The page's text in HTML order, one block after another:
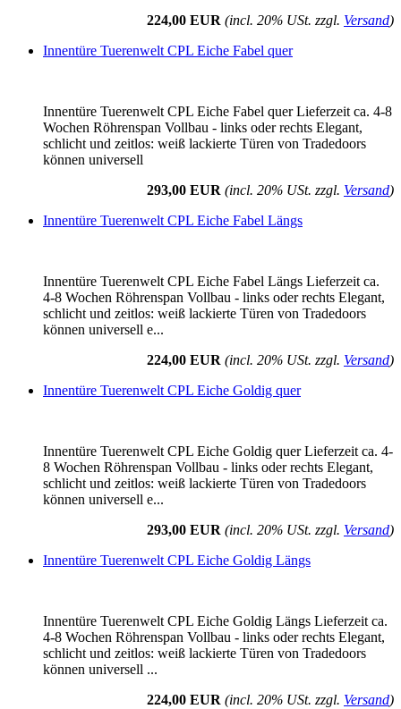
224,00 EUR (incl. 20% USt. zzgl. Versand)
Innentüre Tuerenwelt CPL Eiche Fabel quer
Innentüre Tuerenwelt CPL Eiche Fabel quer Lieferzeit ca. 4-8
Wochen Röhrenspan Vollbau - links oder rechts Elegant,
schlicht und zeitlos: weiß lackierte Türen von Tradedoors
können universell
293,00 EUR (incl. 20% USt. zzgl. Versand)
Innentüre Tuerenwelt CPL Eiche Fabel Längs
Innentüre Tuerenwelt CPL Eiche Fabel Längs Lieferzeit ca.
4-8 Wochen Röhrenspan Vollbau - links oder rechts Elegant,
schlicht und zeitlos: weiß lackierte Türen von Tradedoors
können universell e...
224,00 EUR (incl. 20% USt. zzgl. Versand)
Innentüre Tuerenwelt CPL Eiche Goldig quer
Innentüre Tuerenwelt CPL Eiche Goldig quer Lieferzeit ca. 4-
8 Wochen Röhrenspan Vollbau - links oder rechts Elegant,
schlicht und zeitlos: weiß lackierte Türen von Tradedoors
können universell e...
293,00 EUR (incl. 20% USt. zzgl. Versand)
Innentüre Tuerenwelt CPL Eiche Goldig Längs
Innentüre Tuerenwelt CPL Eiche Goldig Längs Lieferzeit ca.
4-8 Wochen Röhrenspan Vollbau - links oder rechts Elegant,
schlicht und zeitlos: weiß lackierte Türen von Tradedoors
können universell ...
224,00 EUR (incl. 20% USt. zzgl. Versand)